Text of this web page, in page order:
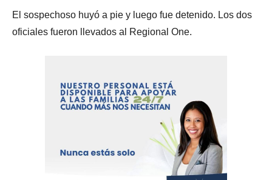
El sospechoso huyó a pie y luego fue detenido. Los dos
oficiales fueron llevados al Regional One.